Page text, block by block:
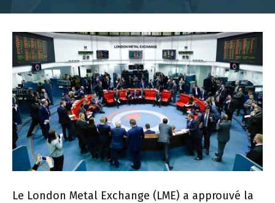
Le London Metal Exchange (LME) a ​​approuvé la